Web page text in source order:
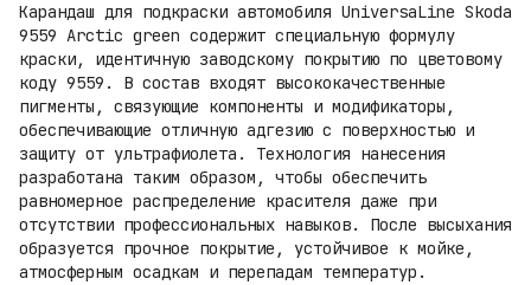
Карандаш для подкраски автомобиля UniversaLine Skoda
9559 Arctic green содержит специальную формулу
краски, идентичную заводскому покрытию по цветовому
коду 9559. В состав входят высококачественные
пигменты, связующие компоненты и модификаторы,
обеспечивающие отличную адгезию с поверхностью и
защиту от ультрафиолета. Технология нанесения
разработана таким образом, чтобы обеспечить
равномерное распределение красителя даже при
отсутствии профессиональных навыков. После высыхания
образуется прочное покрытие, устойчивое к мойке,
атмосферным осадкам и перепадам температур.